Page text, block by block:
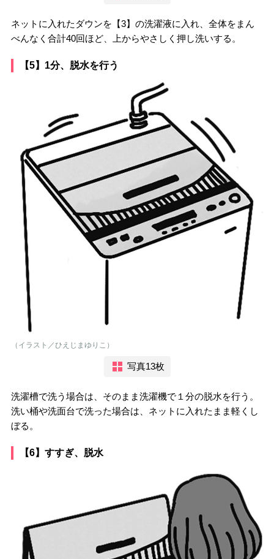
ネットに入れたダウンを【3】の洗濯液に入れ、全体をまん
べんなく合計40回ほど、上からやさしく押し洗いする。
【5】1分、脱水を行う
（イラスト／ひえじまゆりこ）
写真13枚
洗濯槽で洗う場合は、そのまま洗濯機で１分の脱水を行う。
洗い桶や洗面台で洗った場合は、ネットに入れたまま軽くし
ぼる。
【6】すすぎ、脱水